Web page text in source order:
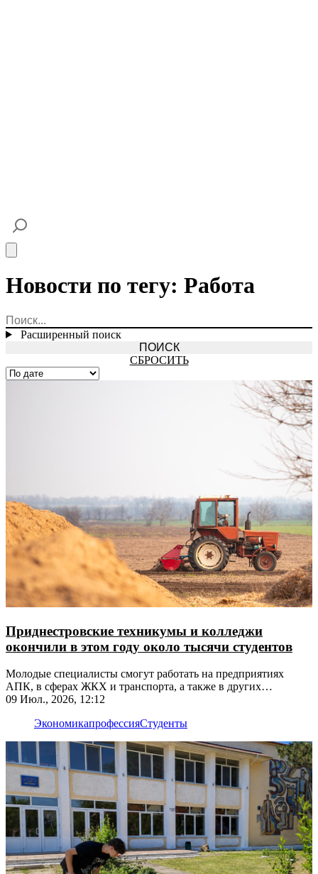
Новости по тегу: Работа
Расширенный поиск
СБРОСИТЬ
Приднестровские техникумы и колледжи
окончили в этом году около тысячи студентов
Молодые специалисты смогут работать на предприятиях
АПК, в сферах ЖКХ и транспорта, а также в других
востребованных направлениях
09 Июл., 2026, 12:12
ЭкономикапрофессияСтуденты